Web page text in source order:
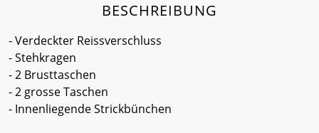
BESCHREIBUNG
- Verdeckter Reissverschluss
- Stehkragen
- 2 Brusttaschen
- 2 grosse Taschen
- Innenliegende Strickbünchen